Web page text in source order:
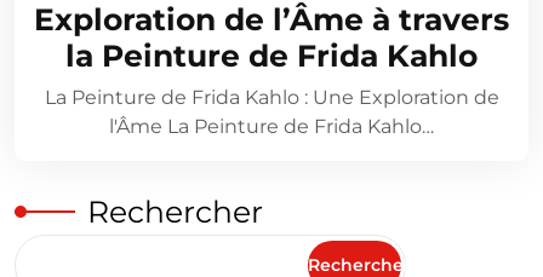
Exploration de l’Âme à travers
la Peinture de Frida Kahlo
La Peinture de Frida Kahlo : Une Exploration de
l'Âme La Peinture de Frida Kahlo…
Rechercher
Rechercher